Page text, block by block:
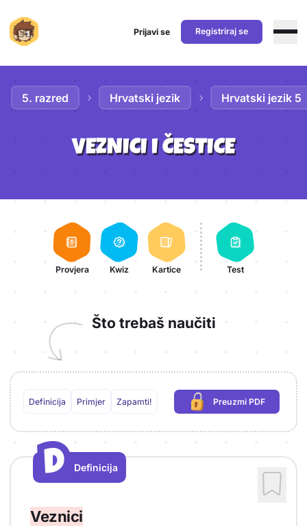
Prijavi se Registriraj se
5. razred Hrvatski jezik Hrvatski jezik 5
VEZNICI I ČESTICE
Aktivnosti lekcije
Provjera Kwiz Kartice Test
Što trebaš naučiti
Definicija Primjer Zapamti! Preuzmi PDF
(potrebna prijava)
D
D
Definicija
Veznici